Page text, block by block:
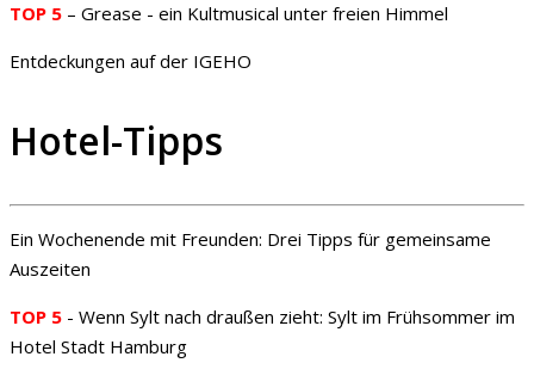
TOP 5 – Grease - ein Kultmusical unter freien Himmel
Entdeckungen auf der IGEHO
Hotel-Tipps
Ein Wochenende mit Freunden: Drei Tipps für gemeinsame
Auszeiten
TOP 5 - Wenn Sylt nach draußen zieht: Sylt im Frühsommer im
Hotel Stadt Hamburg